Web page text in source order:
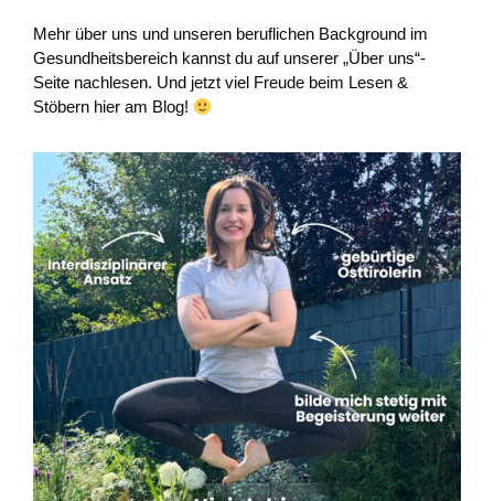
Mehr über uns und unseren beruflichen Background im
Gesundheitsbereich kannst du auf unserer „Über uns“-
Seite nachlesen. Und jetzt viel Freude beim Lesen &
Stöbern hier am Blog!